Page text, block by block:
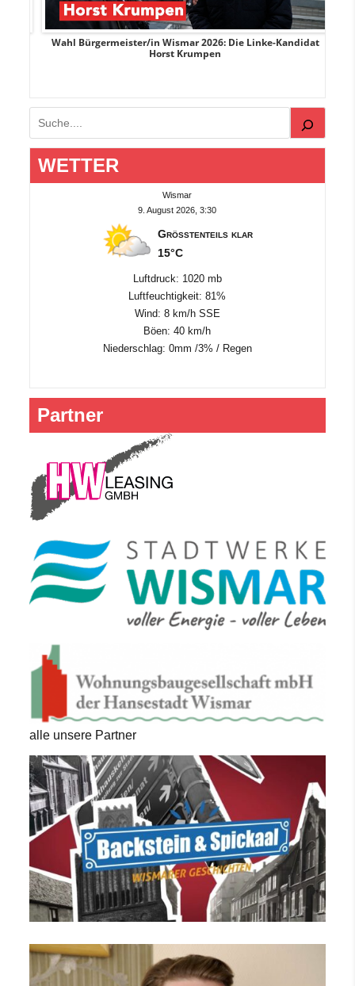
Wahl Bürgermeister/in Wismar 2026: Die Linke-Kandidat
Horst Krumpen
Suchen
WETTER
Wismar
9. August 2026, 3:30
Größtenteils klar
15°C
Luftdruck: 1020 mb
Luftfeuchtigkeit: 81%
Wind: 8 km/h SSE
Böen: 40 km/h
Niederschlag: 0mm /3% / Regen
Partner
alle unsere Partner